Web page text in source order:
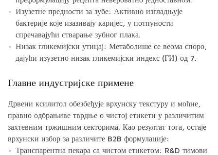
Изузетне предности за зубе: Активно изгладњује
бактерије које изазивају каријес, у потпуности
спречавајући стварање зубног плака.
Низак гликемијски утицај: Метаболише се веома споро,
дајући изузетно низак гликемијски индекс (ГИ) од 7.
Главне индустријске примене
Дрвени ксилитол обезбеђује врхунску текстуру и моћне,
правно одбрањиве тврдње о чистој етикети у различитим
захтевним тржишним секторима. Као резултат тога, остаје
врхунски избор за различите B2B формулације:
Транспарентна пекара са чистом етикетом: R&D тимови